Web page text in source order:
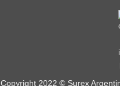
Copyright 2022 © Surex